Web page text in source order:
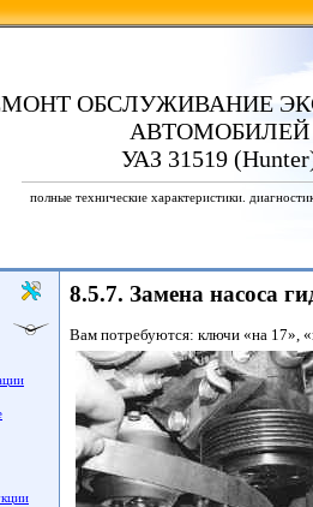
ОБСЛУЖИВАНИЕ
АВТОМОБИЛЕЙ
УАЗ 31519
полные технические характеристики.
8.5.7. Замена насоса
Вам потребуются: ключи «на 17»,